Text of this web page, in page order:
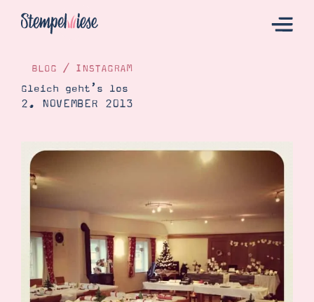
Bestellen
Kontakt
BLOG / INSTAGRAM
Gleich geht’s los
2. NOVEMBER 2013